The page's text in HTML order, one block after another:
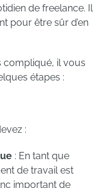
de freelance. Il
pour être sûr d’en
compliqué, il vous
étapes :
:
: En tant que
de travail est
important de